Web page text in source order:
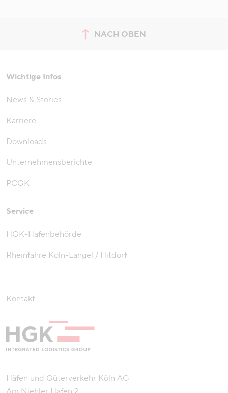
NACH OBEN
zum Seitenanfang springen
Wichtige Infos
News & Stories
Karriere
Downloads
Unternehmensberichte
PCGK
Service
HGK-Hafenbehörde
Rheinfähre Köln-Langel / Hitdorf
Kontakt
Häfen und Güterverkehr Köln AG